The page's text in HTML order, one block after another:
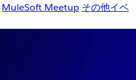
MuleSoft Meetup その他イベ